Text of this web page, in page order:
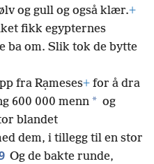
og gull og også klær.+
fikk egypternes
ba om. Slik tok de bytte
fra Rạmeses+ for å dra
600 000 menn * og
blandet
dem, i tillegg til en stor
Og de bakte runde,